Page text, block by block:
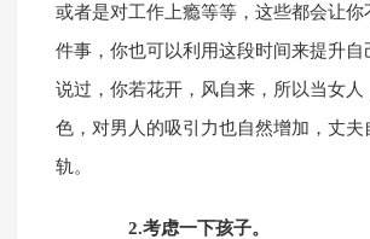
或者是对工作上瘾等等，这些都会让你
件事，你也可以利用这段时间来提升自
说过，你若花开，风自来，所以当女人
色，对男人的吸引力也自然增加，丈夫
轨。
2.考虑一下孩子。